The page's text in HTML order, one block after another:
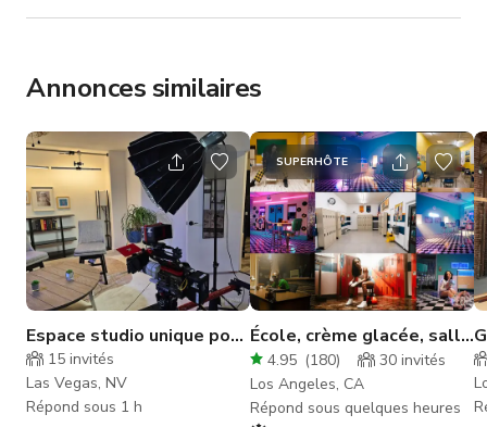
Annonces similaires
Espace studio unique pour
tournage et photographie
15 invités
Las Vegas, NV
Répond sous 1 h
SUPERHÔTE
École, crème glacée, salle
de classe / couloir vintage
4.95 (180) 30 invités
Los Angeles, CA
Répond sous quelques heures